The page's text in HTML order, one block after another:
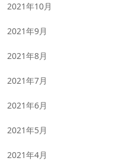
2021年10月
2021年9月
2021年8月
2021年7月
2021年6月
2021年5月
2021年4月